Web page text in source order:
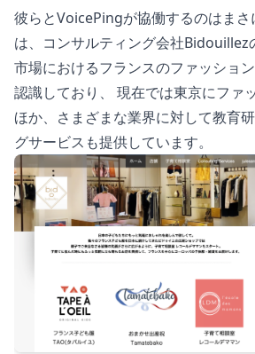
彼らとVoicePingが協働するのはまさ
は、コンサルティング会社Bidouillez
市場におけるフランスのファッショ
認識しており、 現在では東京にファ
ほか、さまざまな業界に対して教育
グサービスも提供しています。